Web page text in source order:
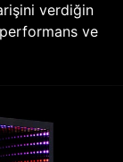
verdiğin
ve